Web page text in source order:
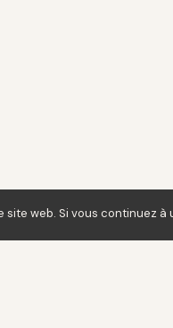
web. Si vous continuez